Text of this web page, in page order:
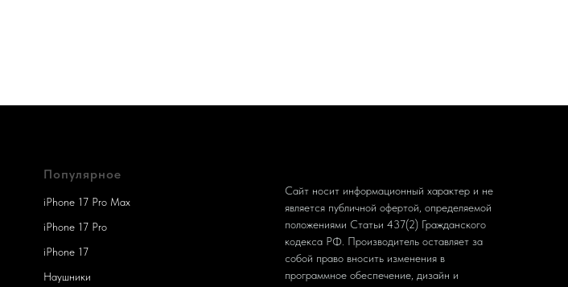
Популярное
iPhone 17 Pro Max
iPhone 17 Pro
iPhone 17
Наушники
Сайт носит информационный характер и не
является публичной офертой, определяемой
положениями Статьи 437(2) Гражданского
кодекса РФ. Производитель оставляет за
собой право вносить изменения в
программное обеспечение, дизайн и